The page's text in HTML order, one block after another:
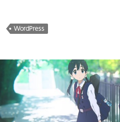
み
中…
WordPress